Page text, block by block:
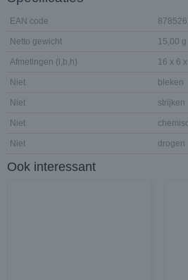
EAN code
Netto gewicht 15,00 g
Afmetingen (l,b,h) 16 x 6
Niet bleken
Niet strijken
Niet
Niet drogen
Ook interessant